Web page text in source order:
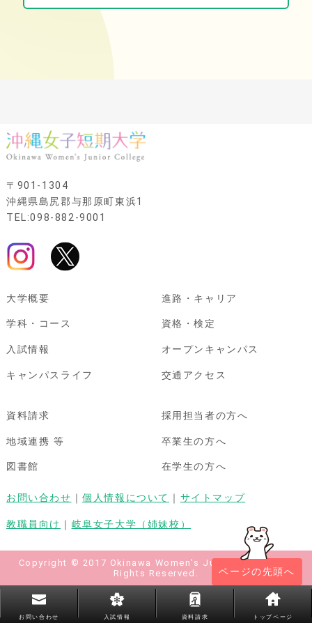
ページの先頭へ
〒901-1304
沖縄県島尻郡与那原町東浜1
TEL:098-882-9001
大学概要
学科・コース
入試情報
キャンパスライフ
進路・キャリア
資格・検定
オープンキャンパス
交通アクセス
資料請求
地域連携 等
図書館
採用担当者の方へ
卒業生の方へ
在学生の方へ
お問い合わせ ｜個人情報について ｜ サイトマップ
教職員向け ｜ 岐阜女子大学（姉妹校）
Copyright © 2017 Okinawa Women's Junior College All
Rights Reserved.
お問い合わせ 入試情報 資料請求 トップページ